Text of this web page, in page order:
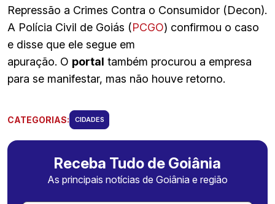
Repressão a Crimes Contra o Consumidor (Decon).
A Polícia Civil de Goiás (PCGO) confirmou o caso
e disse que ele segue em
apuração. O portal também procurou a empresa
para se manifestar, mas não houve retorno.
CATEGORIAS: CIDADES
Receba Tudo de Goiânia
As principais notícias de Goiânia e região